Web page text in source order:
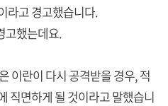
라고 경고했습니다.
고했는데요.
이란이 다시 공격받을 경우, 적
직면하게 될 것이라고 말했습니